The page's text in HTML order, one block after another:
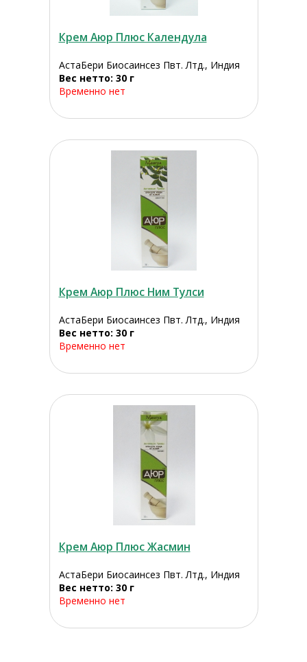
Крем Аюр Плюс Календула
АстаБери Биосаинсез Пвт. Лтд., Индия
Вес нетто: 30 г
Временно нет
Крем Аюр Плюс Ним Тулси
АстаБери Биосаинсез Пвт. Лтд., Индия
Вес нетто: 30 г
Временно нет
Крем Аюр Плюс Жасмин
АстаБери Биосаинсез Пвт. Лтд., Индия
Вес нетто: 30 г
Временно нет